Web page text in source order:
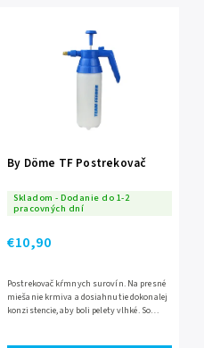
By Döme TF Postrekovač
Skladom - Dodanie do 1-2
pracovných dní
€10,90
Postrekovač kŕmnych surovín. Na presné
miešanie krmiva a dosiahnutie dokonalej
konzistencie, aby boli pelety vlhké. So